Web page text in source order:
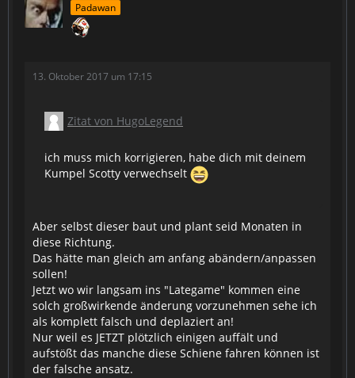
Padawan
13. Oktober 2017 um 17:15
Zitat von HugoLegend
ich muss mich korrigieren, habe dich mit deinem
Kumpel Scotty verwechselt
Aber selbst dieser baut und plant seid Monaten in
diese Richtung.
Das hätte man gleich am anfang abändern/anpassen
sollen!
Jetzt wo wir langsam ins "Lategame" kommen eine
solch großwirkende änderung vorzunehmen sehe ich
als komplett falsch und deplaziert an!
Nur weil es JETZT plötzlich einigen auffält und
aufstößt das manche diese Schiene fahren können ist
der falsche ansatz.